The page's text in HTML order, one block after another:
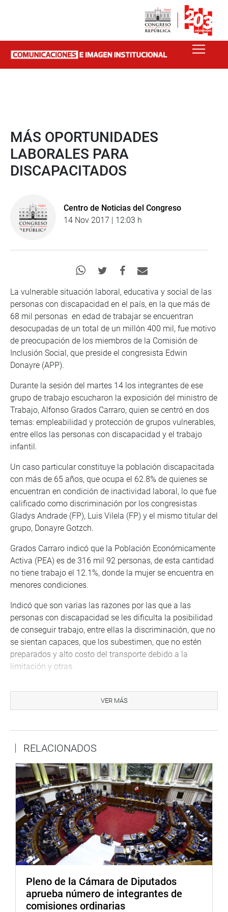
MÁS OPORTUNIDADES
LABORALES PARA
DISCAPACITADOS
Centro de Noticias del Congreso
14 Nov 2017 | 12:03 h
La vulnerable situación laboral, educativa y social de las
personas con discapacidad en el país, en la que más de
68 mil personas en edad de trabajar se encuentran
desocupadas de un total de un millón 400 mil, fue motivo
de preocupación de los miembros de la Comisión de
Inclusión Social, que preside el congresista Edwin
Donayre (APP).
Durante la sesión del martes 14 los integrantes de ese
grupo de trabajo escucharon la exposición del ministro de
Trabajo, Alfonso Grados Carraro, quien se centró en dos
temas: empleabilidad y protección de grupos vulnerables,
entre ellos las personas con discapacidad y el trabajo
infantil.
Un caso particular constituye la población discapacitada
con más de 65 años, que ocupa el 62.8% de quienes se
encuentran en condición de inactividad laboral, lo que fue
calificado como discriminación por los congresistas
Gladys Andrade (FP), Luis Vilela (FP) y el mismo titular del
grupo, Donayre Gotzch.
Grados Carraro indicó que la Población Económicamente
Activa (PEA) es de 316 mil 92 personas, de esta cantidad
no tiene trabajo el 12.1%, donde la mujer se encuentra en
menores condiciones.
Indicó que son varias las razones por las que a las
personas con discapacidad se les dificulta la posibilidad
de conseguir trabajo, entre ellas la discriminación, que no
se sientan capaces, que los subestimen, que no estén
preparados y alto costo del transporte debido a la
limitación y otras.
a través de la Superintendencia Nacional de Fiscalización
Laboral (Sunafil), se ha logrado detectar que tanto
En ese contexto dijo que solo seis empresas públicas,
entre ellas el Ministerio de Trabajo, de un total de dos mil
281, cumplen con otorgar el cinco por ciento de su
planilla laboral a este sector poblacional. En el sector
privado solo 28 cumplieron con el tres %; mil 114 los
contrataron pero sin llegar a la cuota, y cuatro mil 682 no
los contrató.
Los legisladores Luis Yika (FP) y Andrade Salguero
preguntaron acerca de las sanciones aplicadas a las
están en un proceso de dar facilidades para el
cumplimiento de la Ley N° 29973 y de mayor orientación.
VER MÁS
RELACIONADOS
Pleno de la Cámara de Diputados
aprueba número de integrantes de
comisiones ordinarias